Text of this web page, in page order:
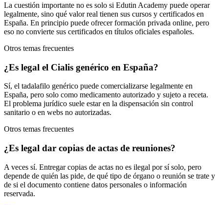
La cuestión importante no es solo si Edutin Academy puede operar
legalmente, sino qué valor real tienen sus cursos y certificados en
España. En principio puede ofrecer formación privada online, pero
eso no convierte sus certificados en títulos oficiales españoles.
Otros temas frecuentes
¿Es legal el Cialis genérico en España?
Sí, el tadalafilo genérico puede comercializarse legalmente en
España, pero solo como medicamento autorizado y sujeto a receta.
El problema jurídico suele estar en la dispensación sin control
sanitario o en webs no autorizadas.
Otros temas frecuentes
¿Es legal dar copias de actas de reuniones?
A veces sí. Entregar copias de actas no es ilegal por sí solo, pero
depende de quién las pide, de qué tipo de órgano o reunión se trate y
de si el documento contiene datos personales o información
reservada.